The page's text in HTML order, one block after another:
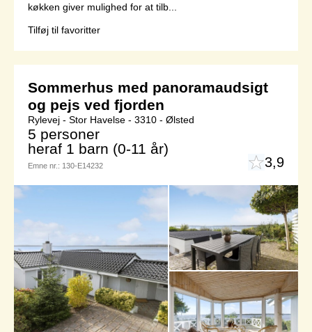
køkken giver mulighed for at tilb...
Tilføj til favoritter
Sommerhus med panoramaudsigt
og pejs ved fjorden
Rylevej - Stor Havelse - 3310 - Ølsted
5 personer
heraf 1 barn (0-11 år)
Emne nr.: 130-E14232 3,9